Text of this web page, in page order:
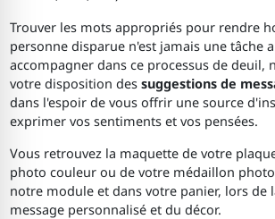
Trouver les mots appropriés pour rendre
personne disparue n'est jamais une tâche
accompagner dans ce processus de deuil,
votre disposition dessuggestions de
dans l'espoir de vous offrir une source
exprimer vos sentiments et vos pensées.
Vous retrouvez la maquette de votre
photo couleur ou de votre médaillon
notre module et dans votre panier, lors de
message personnalisé et du décor.